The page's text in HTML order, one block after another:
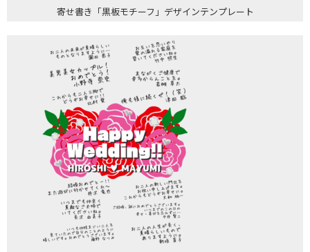
寄せ書き「黒板モチーフ」デザインテンプレート